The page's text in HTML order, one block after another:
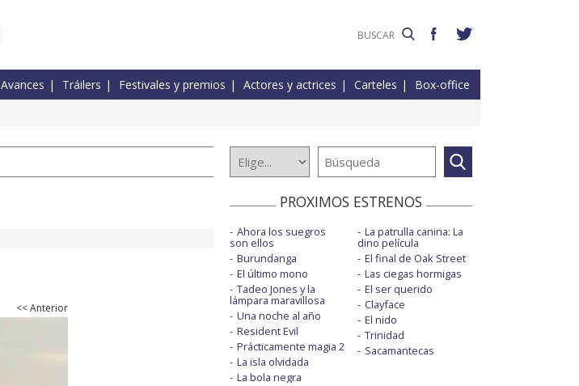
Avances Tráilers Festivales y premios Actores y actrices Carteles Box-office
<< Anterior
PROXIMOS ESTRENOS
Ahora los suegros
son ellos
Burundanga
El último mono
Tadeo Jones y la
lámpara maravillosa
Una noche al año
Resident Evil
Prácticamente magia 2
La isla olvidada
La bola negra
La patrulla canina: La
dino película
El final de Oak Street
Las ciegas hormigas
El ser querido
Clayface
El nido
Trinidad
Sacamantecas